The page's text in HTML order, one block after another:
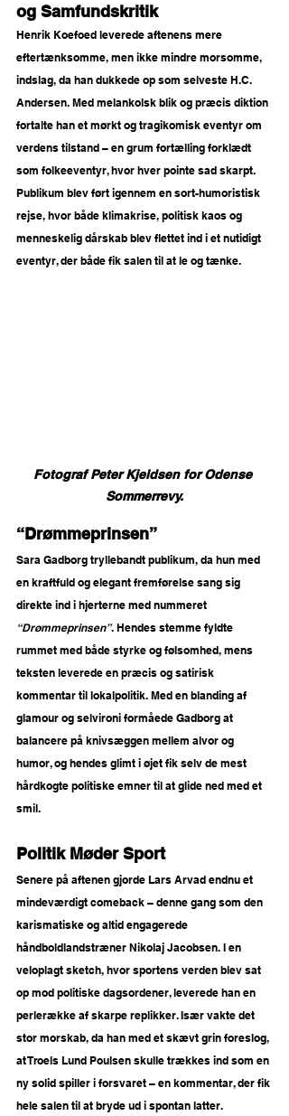
og Samfundskritik
Henrik Koefoed leverede aftenens mere
eftertænksomme, men ikke mindre morsomme,
indslag, da han dukkede op som selveste H.C.
Andersen. Med melankolsk blik og præcis diktion
fortalte han et mørkt og tragikomisk eventyr om
verdens tilstand – en grum fortælling forklædt
som folkeeventyr, hvor hver pointe sad skarpt.
Publikum blev ført igennem en sort-humoristisk
rejse, hvor både klimakrise, politisk kaos og
menneskelig dårskab blev flettet ind i et nutidigt
eventyr, der både fik salen til at le og tænke.
Fotograf Peter Kjeldsen for Odense
Sommerrevy.
“Drømmeprinsen”
Sara Gadborg tryllebandt publikum, da hun med
en kraftfuld og elegant fremførelse sang sig
direkte ind i hjerterne med nummeret
“Drømmeprinsen”. Hendes stemme fyldte
rummet med både styrke og følsomhed, mens
teksten leverede en præcis og satirisk
kommentar til lokalpolitik. Med en blanding af
glamour og selvironi formåede Gadborg at
balancere på knivsæggen mellem alvor og
humor, og hendes glimt i øjet fik selv de mest
hårdkogte politiske emner til at glide ned med et
smil.
Politik Møder Sport
Senere på aftenen gjorde Lars Arvad endnu et
mindeværdigt comeback – denne gang som den
karismatiske og altid engagerede
håndboldlandstræner Nikolaj Jacobsen. I en
veloplagt sketch, hvor sportens verden blev sat
op mod politiske dagsordener, leverede han en
perlerække af skarpe replikker. Især vakte det
stor morskab, da han med et skævt grin foreslog,
at Troels Lund Poulsen skulle trækkes ind som en
ny solid spiller i forsvaret – en kommentar, der fik
hele salen til at bryde ud i spontan latter.